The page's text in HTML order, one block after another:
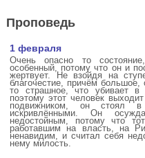
Проповедь
1 февраля
Очень опасно то
особенный, потому что он и
жертвует. Не взойдя на
благочестие, причём
то страшное, что убивает
поэтому этот человек
подвижником, он
искривлёнными. Он
недостойным, потому что
работавшим на власть, на
ненавидим, и считал себя
нему милость.